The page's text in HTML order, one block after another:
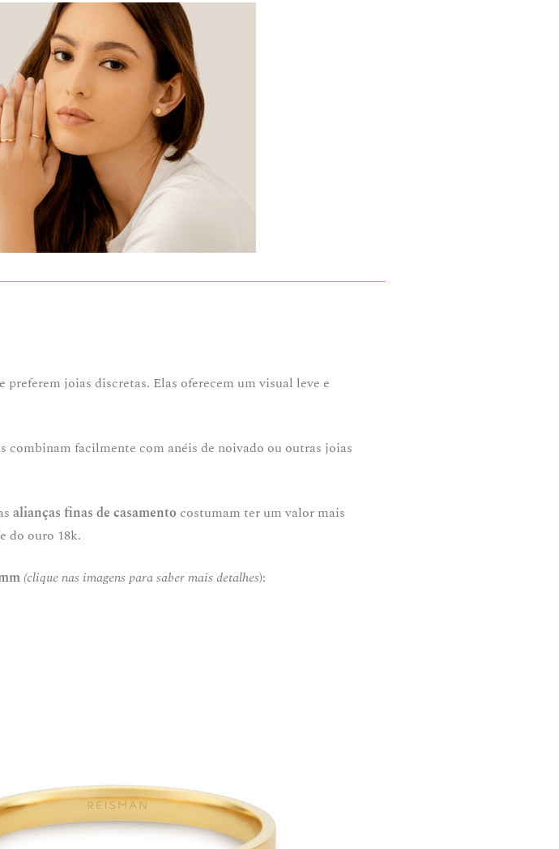
preferem joias discretas. Elas oferecem um visual leve e
combinam facilmente com anéis de noivado ou outras joias
alianças finas de casamento costumam ter um valor mais
do ouro 18k.
(clique nas imagens para saber mais detalhes):